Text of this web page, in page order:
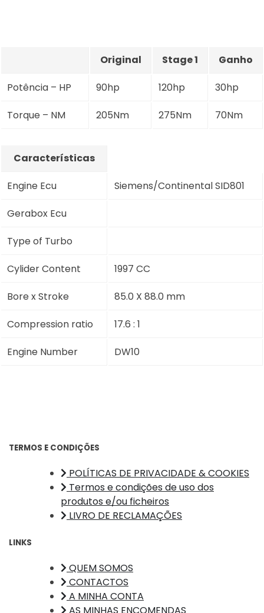
Original Stage 1 Ganho
Potência – HP 90hp 120hp 30hp
Torque – NM 205Nm 275Nm 70Nm
Características
Engine Ecu Siemens/Continental SID801
Gerabox Ecu
Type of Turbo
Cylider Content 1997 CC
Bore x Stroke 85.0 X 88.0 mm
Compression ratio 17.6 : 1
Engine Number DW10
TERMOS E CONDIÇÕES
POLÍTICAS DE PRIVACIDADE & COOKIES
Termos e condições de uso dos
produtos e/ou ficheiros
LIVRO DE RECLAMAÇÕES
LINKS
QUEM SOMOS
CONTACTOS
A MINHA CONTA